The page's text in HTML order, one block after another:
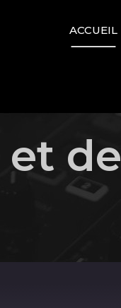
ACCUEIL
de